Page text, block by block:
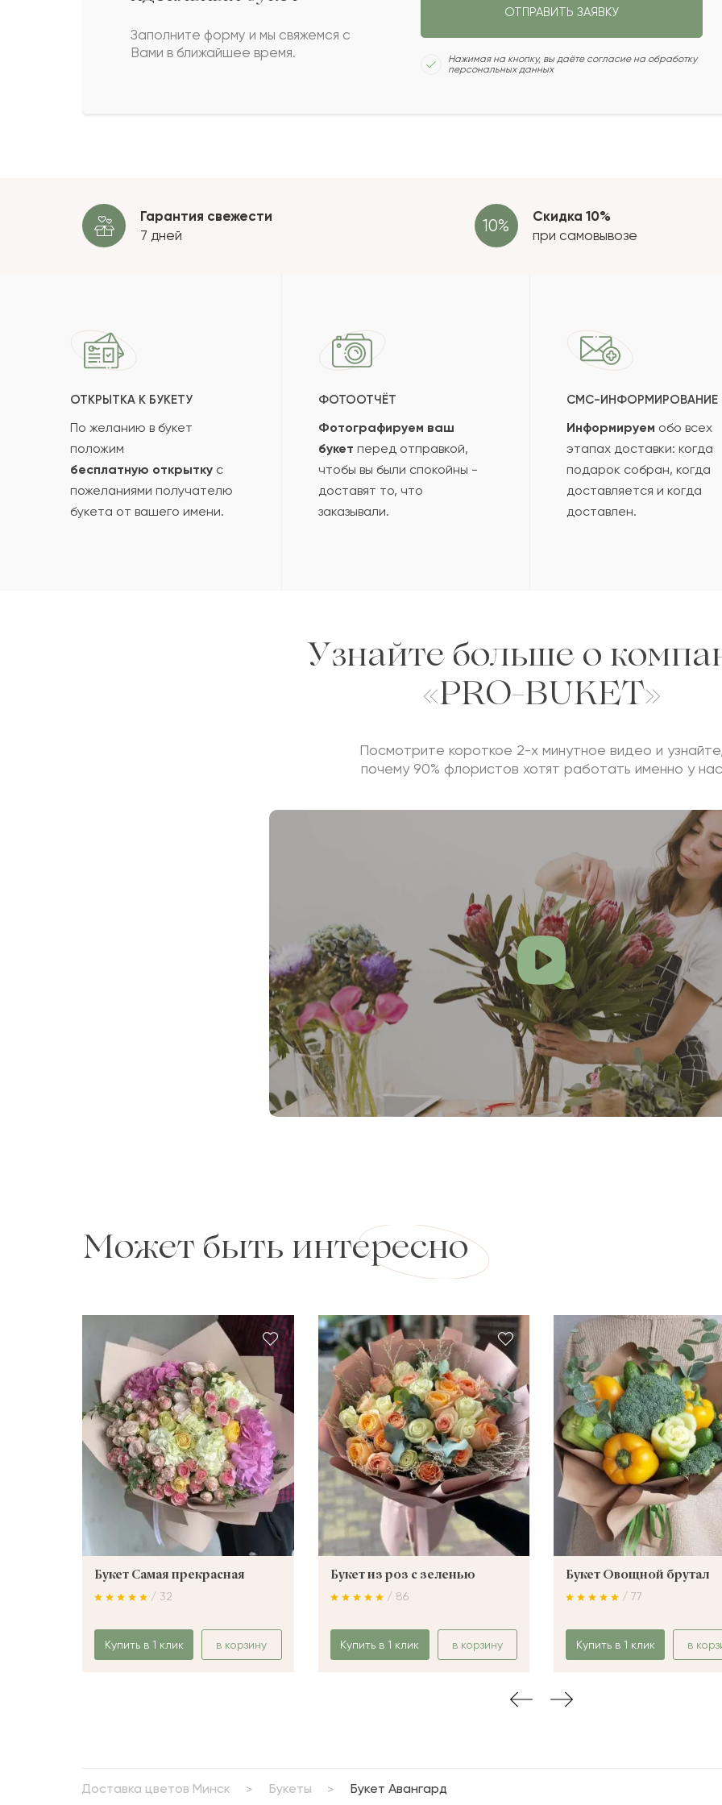
2023-06-21
2023-06-17
Заполните форму и мы свяжемся с
Вами в ближайшее время.
ОТПРАВИТЬ ЗАЯВКУ
Нажимая на кнопку, вы даёте согласие на обработку
персональных данных
Гарантия свежести
7 дней
Скидка 10%
при самовывозе
ОТКРЫТКА К БУКЕТУ
По желанию в букет
положим
бесплатную открытку с
пожеланиями получателю
букета от вашего имени.
ФОТООТЧЁТ
Фотографируем ваш
букет перед отправкой,
чтобы вы были спокойны -
доставят то, что
заказывали.
СМС-ИНФОРМИРОВАНИЕ
Информируем обо всех
этапах доставки: когда
подарок собран, когда
доставляется и когда
доставлен.
Узнайте больше о
«PRO-BUKET»
Посмотрите короткое 2-х минутное видео и
почему 90% флористов хотят работать именно у нас
Может быть интересно
Букет Самая прекрасная
/ 32
Купить в 1 клик в корзину
Букет из роз с зеленью
/ 86
Купить в 1 клик в корзину
Букет Овощной брутал
/ 77
Купить в 1 клик в
Доставка цветов Минск Букеты Букет Авангард